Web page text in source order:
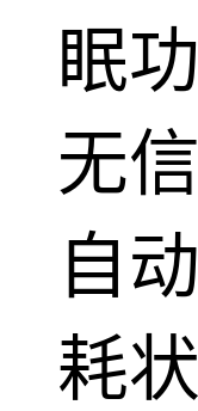
眠
无
自
耗